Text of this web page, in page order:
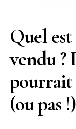
Quel
vendu ?
pourrait
(ou pas !)